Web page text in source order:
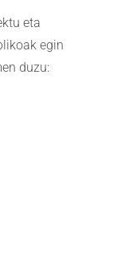
eta
egin
duzu: